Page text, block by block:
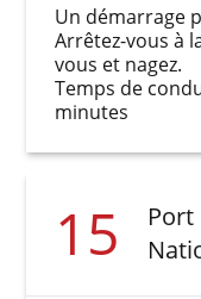
Un démarrage
Arrêtez-vous à
vous et nagez.
Temps de
minutes
15
Port